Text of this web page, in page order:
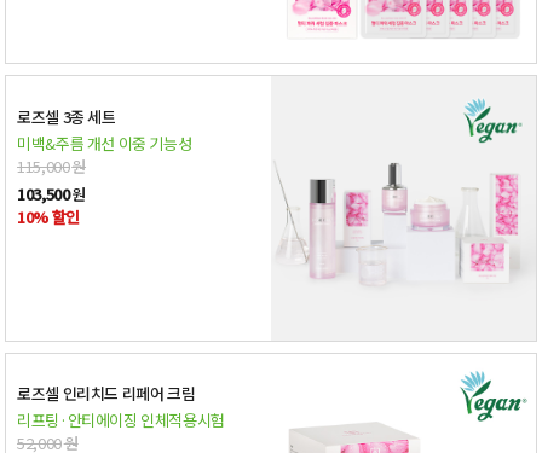
로즈셀 3종 세트
미백&주름 개선 이중 기능성
115,000원
103,500원
10% 할인
로즈셀 인리치드 리페어 크림
리프팅·안티에이징 인체적용시험
52,000원